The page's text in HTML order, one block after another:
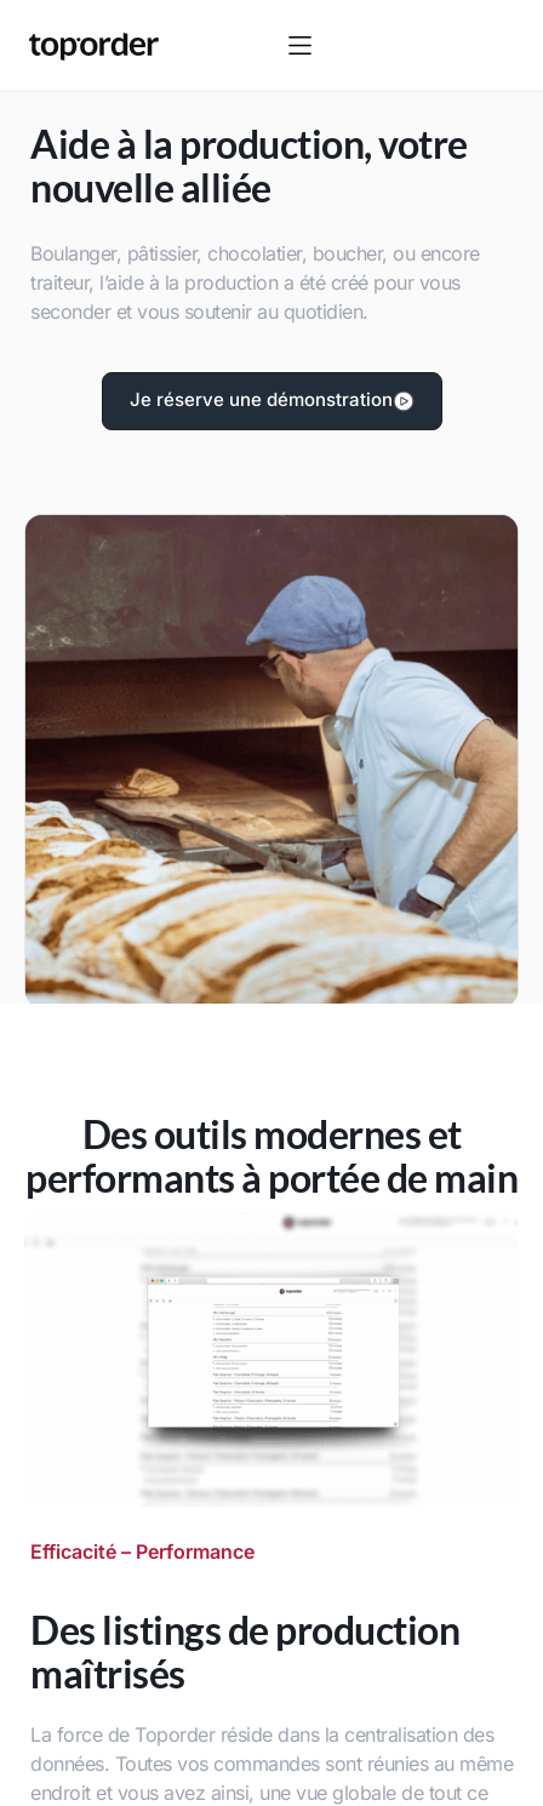
Aide à la production, votre
nouvelle alliée
Boulanger, pâtissier, chocolatier, boucher, ou encore
traiteur, l’aide à la production a été créé pour vous
seconder et vous soutenir au quotidien.
Je réserve une démonstration
Des outils modernes et
performants à portée de main
Efficacité – Performance
Des listings de production
maîtrisés
La force de Toporder réside dans la centralisation des
données. Toutes vos commandes sont réunies au même
endroit et vous avez ainsi, une vue globale de tout ce